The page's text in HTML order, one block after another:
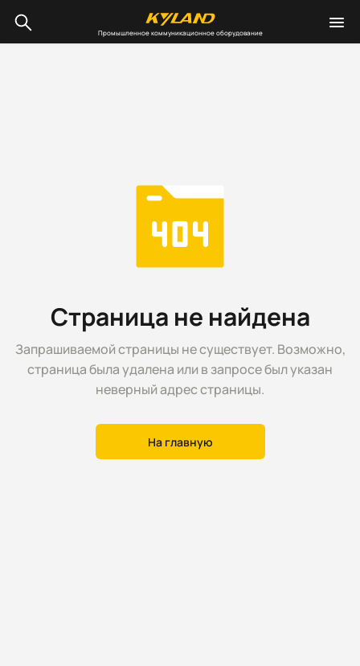
Промышленное коммуникационное оборудование
Страница не найдена
Запрашиваемой страницы не существует. Возможно,
страница была удалена или в запросе был указан
неверный адрес страницы.
На главную